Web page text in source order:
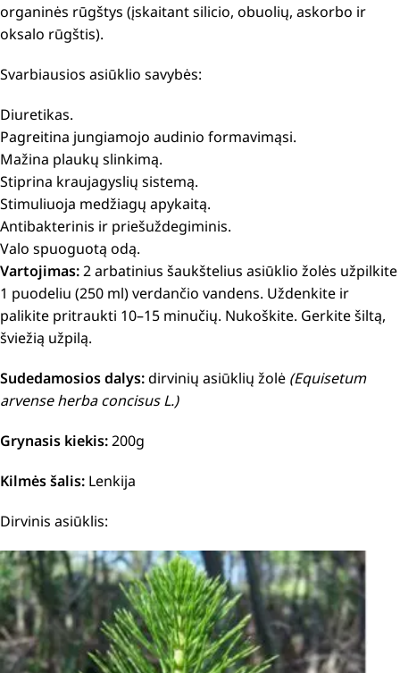
organinės rūgštys (įskaitant silicio, obuolių, askorbo ir
oksalo rūgštis).
Svarbiausios asiūklio savybės:
Diuretikas.
Pagreitina jungiamojo audinio formavimąsi.
Mažina plaukų slinkimą.
Stiprina kraujagyslių sistemą.
Stimuliuoja medžiagų apykaitą.
Antibakterinis ir priešuždegiminis.
Valo spuoguotą odą.
Vartojimas:2arbatinius šaukštelius asiūklio žolės užpilkite
1 puodeliu (250 ml) verdančio vandens. Uždenkite ir
palikite pritraukti 10–15 minučių. Nukoškite. Gerkite šiltą,
šviežią užpilą.
Sudedamosios dalys:dirvinių asiūklių žolė (Equisetum
arvense herba concisus L.)
Grynasis kiekis:200g
Kilmės šalis: Lenkija
Dirvinis asiūklis: